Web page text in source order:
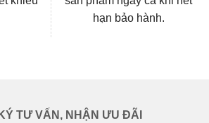
hạn bảo hành.
TƯ VẤN, NHẬN ƯU ĐÃI